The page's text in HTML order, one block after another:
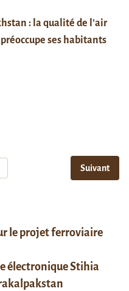
: la qualité de l’air
ses habitants
Suivant
le projet ferroviaire
électronique Stihia